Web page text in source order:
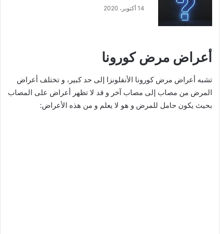
14 أكتوبر، 2020
أعراض مرض كورونا
تشبه أعراض مرض كورونا الأنفلونزا إلى حد كبير، و تختلف أعراض
المرض من مصاب إلى مصاب آخر و قد لا تظهر أعراض على المصاب
بحيث يكون حامل للمرض و هو لا يعلم و من هذه الأعراض: